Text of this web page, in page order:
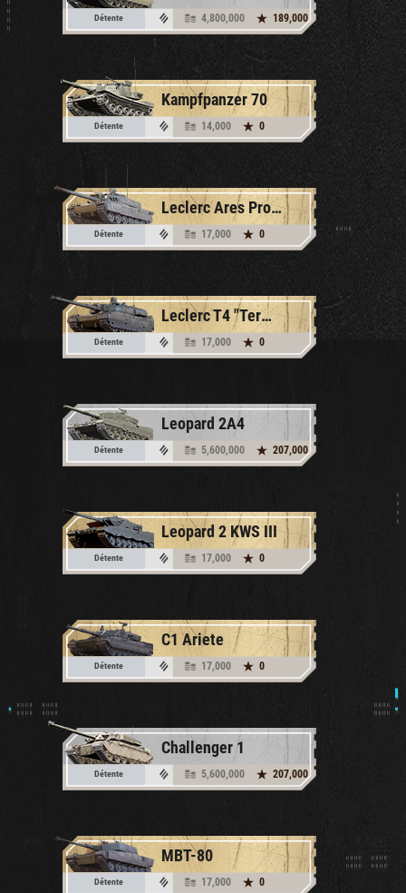
Détente 4,800,000 189,000
Kampfpanzer 70
Détente 14,000 0
Leclerc Ares Prototype
Détente 17,000 0
Leclerc T4 "Terminateur"
Détente 17,000 0
Leopard 2A4
Détente 5,600,000 207,000
Leopard 2 KWS III
Détente 17,000 0
C1 Ariete
Détente 17,000 0
Challenger 1
Détente 5,600,000 207,000
MBT-80
Détente 17,000 0